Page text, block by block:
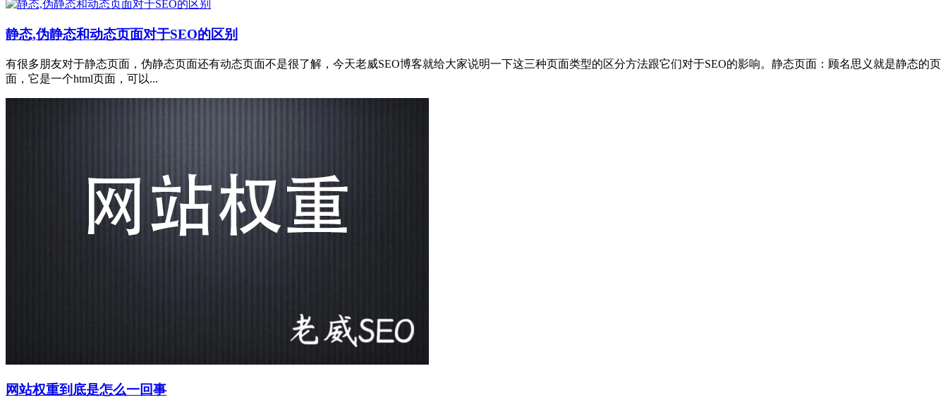
静态,伪静态和动态页面对于SEO的区别
有很多朋友对于静态页面，伪静态页面还有动态页面不是很了解，今天老威SEO博客就给大家说明一下这三种页面类型的区分方法跟它们对于SEO的影响。静态页面：顾名思义就是静态的页
面，它是一个html页面，可以...
网站权重到底是怎么一回事